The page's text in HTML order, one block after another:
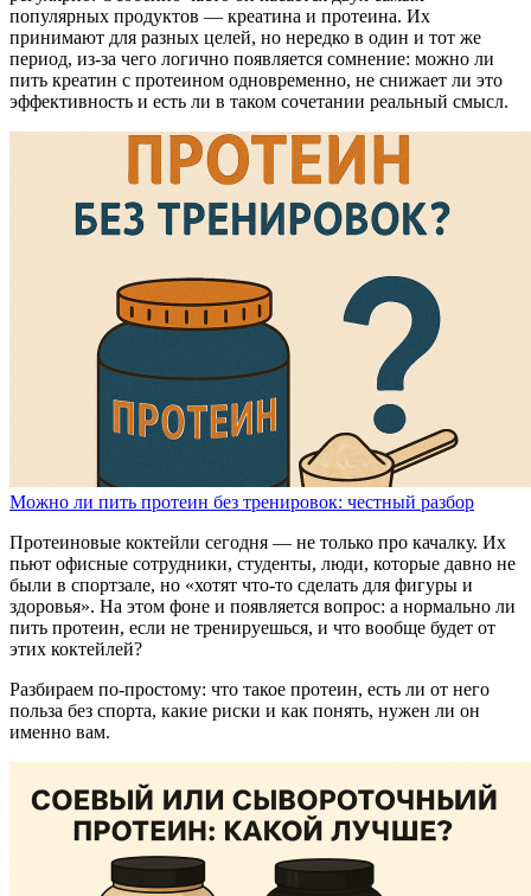
популярных продуктов — креатина и протеина. Их
принимают для разных целей, но нередко в один и тот же
период, из-за чего логично появляется сомнение: можно ли
пить креатин с протеином одновременно, не снижает ли это
эффективность и есть ли в таком сочетании реальный смысл.
Можно ли пить протеин без тренировок: честный разбор
Протеиновые коктейли сегодня — не только про качалку. Их
пьют офисные сотрудники, студенты, люди, которые давно не
были в спортзале, но «хотят что-то сделать для фигуры и
здоровья». На этом фоне и появляется вопрос: а нормально ли
пить протеин, если не тренируешься, и что вообще будет от
этих коктейлей?
Разбираем по-простому: что такое протеин, есть ли от него
польза без спорта, какие риски и как понять, нужен ли он
именно вам.